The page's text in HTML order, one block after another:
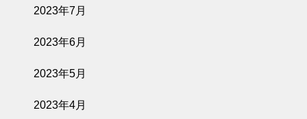
2023年7月
2023年6月
2023年5月
2023年4月